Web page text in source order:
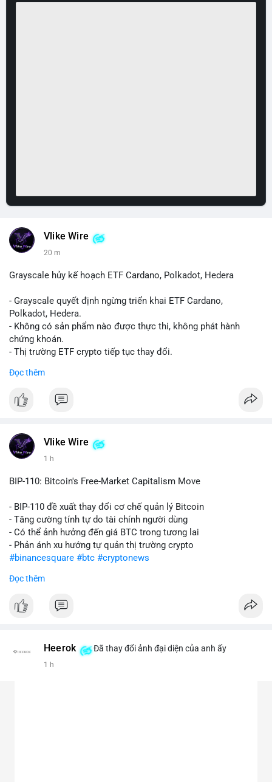
Vlike Wire
20 m
Grayscale hủy kế hoạch ETF Cardano, Polkadot, Hedera
- Grayscale quyết định ngừng triển khai ETF Cardano,
Polkadot, Hedera.
- Không có sản phẩm nào được thực thi, không phát hành
chứng khoán.
- Thị trường ETF crypto tiếp tục thay đổi.
📰 Nguồn: CoinDesk
Đọc thêm
Vlike Wire
1 h
BIP-110: Bitcoin's Free-Market Capitalism Move
- BIP-110 đề xuất thay đổi cơ chế quản lý Bitcoin
- Tăng cường tính tự do tài chính người dùng
- Có thể ảnh hưởng đến giá BTC trong tương lai
- Phản ánh xu hướng tự quản thị trường crypto
#binancesquare #btc #cryptonews
$btc
#vlikevn #titanbot
Đọc thêm
Heerok Đã thay đổi ảnh đại diện của anh ấy
1 h